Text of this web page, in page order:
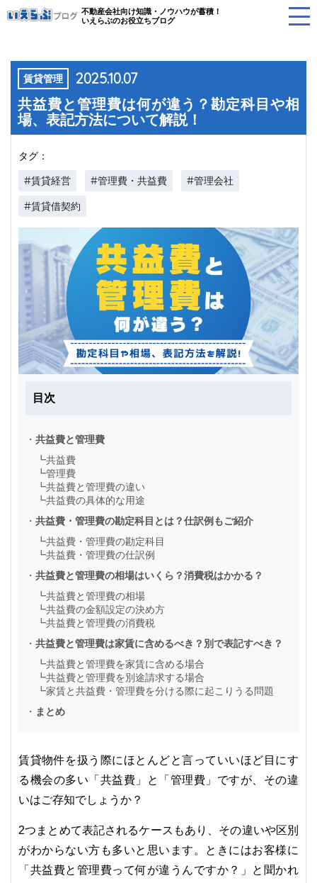
不動産会社向け知識・ノウハウが蓄積！
いえらぶのお役立ちブログ
賃貸管理 2025.10.07
共益費と管理費は何が違う？勘定科目や相
場、表記方法について解説！
タグ：
#賃貸経営 #管理費・共益費
#管理会社
#賃貸借契約
目次
・ 共益費と管理費
┗共益費
┗管理費
┗共益費と管理費の違い
┗共益費の具体的な用途
・ 共益費・管理費の勘定科目とは？仕訳例もご紹介
┗共益費・管理費の勘定科目
┗共益費・管理費の仕訳例
・ 共益費と管理費の相場はいくら？消費税はかかる？
┗共益費と管理費の相場
┗共益費の金額設定の決め方
┗共益費と管理費の消費税
・ 共益費と管理費は家賃に含めるべき？別で表記すべき？
┗共益費と管理費を家賃に含める場合
┗共益費と管理費を別途請求する場合
┗家賃と共益費・管理費を分ける際に起こりうる問題
・ まとめ
賃貸物件を扱う際にほとんどと言っていいほど目にす
る機会の多い「共益費」と「管理費」ですが、その違
いはご存知でしょうか？
2つまとめて表記されるケースもあり、その違いや区別
がわからない方も多いと思います。ときにはお客様に
「共益費と管理費って何が違うんですか？」と聞かれ